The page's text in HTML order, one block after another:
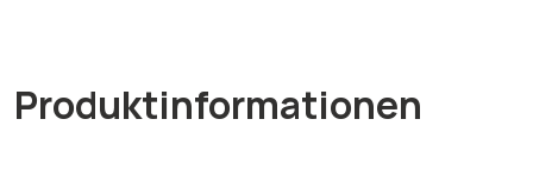
Produktinformationen